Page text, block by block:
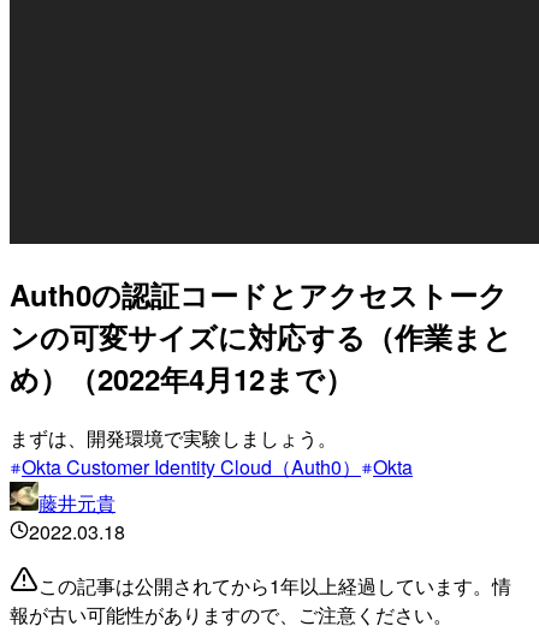
Auth0の認証コードとアクセストーク
ンの可変サイズに対応する（作業まと
め）（2022年4月12まで）
まずは、開発環境で実験しましょう。
Okta Customer Identity Cloud（Auth0）
Okta
藤井元貴
2022.03.18
この記事は公開されてから1年以上経過しています。情
報が古い可能性がありますので、ご注意ください。